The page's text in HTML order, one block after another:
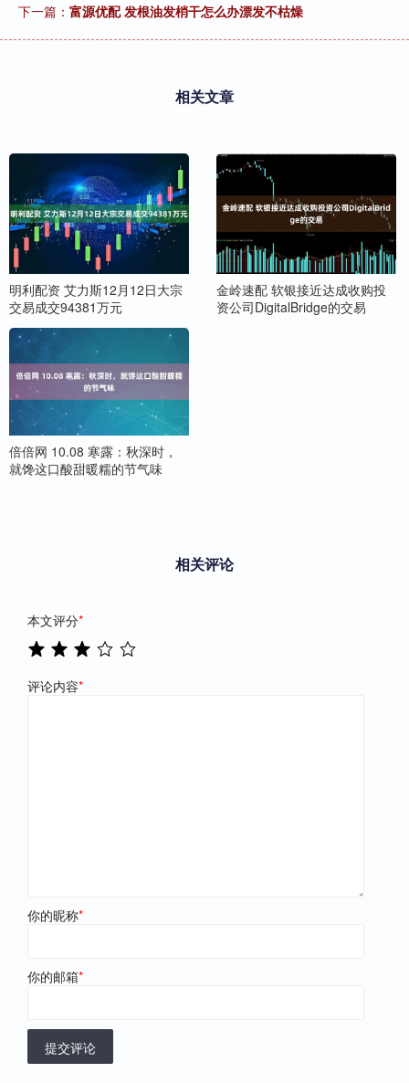
下一篇： 富源优配 发根油发梢干怎么办漂发不枯燥
相关文章
明利配资 艾力斯12月12日大宗
交易成交94381万元
金岭速配 软银接近达成收购投
资公司DigitalBridge的交易
倍倍网 10.08 寒露：秋深时，
就馋这口酸甜暖糯的节气味
相关评论
本文评分*
评论内容*
你的昵称*
你的邮箱*
提交评论